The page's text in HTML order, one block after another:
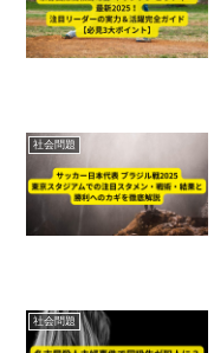
社会問題
社会問題